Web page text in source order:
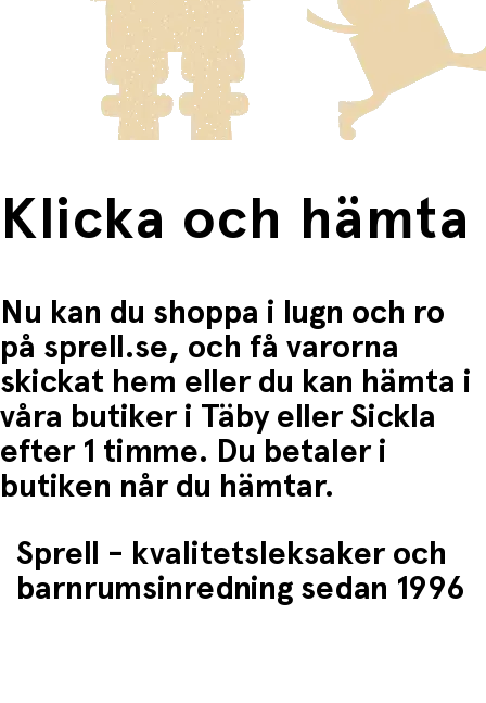
innebär en högre fraktkostnad.
Produkter som omfattas av detta är tydligt märkta, och
frakten för dessa varor visas i kassan.
Fri frakt när du handlar för mer än 1500:-
Klicka och hämta
Nu kan du shoppa i lugn och ro
på sprell.se, och få varorna
skickat hem eller du kan hämta i
våra butiker i Täby eller Sickla
efter 1 timme. Du betaler i
butiken når du hämtar.
Sprell - kvalitetsleksaker och
barnrumsinredning sedan 1996